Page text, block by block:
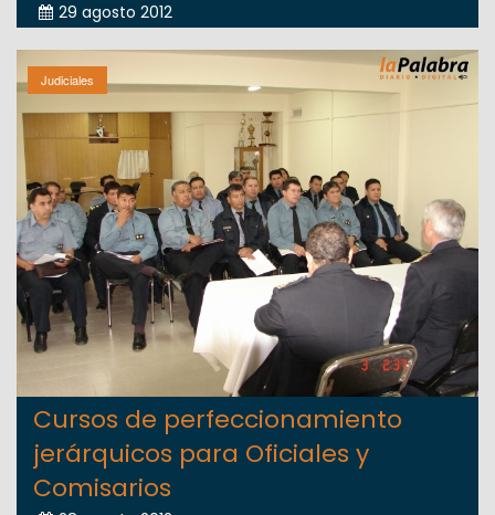
29 agosto 2012
Judiciales
Cursos de perfeccionamiento
jerárquicos para Oficiales y
Comisarios